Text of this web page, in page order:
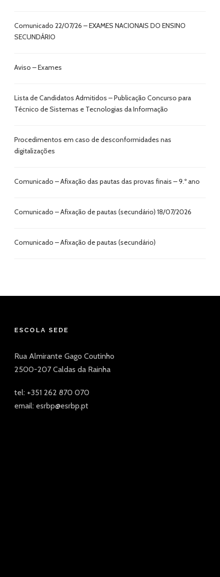
Comunicado 22/07/26 – EXAMES NACIONAIS DO ENSINO
SECUNDÁRIO
Aviso – Exames
Lista de Candidatos Admitidos – Publicação Concurso para
Técnico de Sistemas e Tecnologias da Informação
Procedimentos em caso de desconformidades nas
digitalizações
Comunicado – Afixação das pautas das provas finais – 9.º ano
Comunicado – Afixação de pautas (secundário) 18/07/2026
Comunicado – Afixação de pautas (secundário)
ESCOLA SEDE
Rua Almirante Gago Coutinho
2500-207 Caldas da Rainha
tel: +351 262 870 070
email: esrbp@esrbp.pt